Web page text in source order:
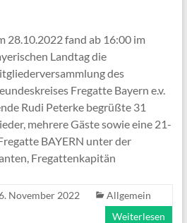
28.10.2022 fand ab 16:00 im
Landtag die
des
Fregatte Bayern e.v.
Rudi Peterke begrüßte 31
mehrere Gäste sowie eine 21-
BAYERN unter der
Fregattenkapitän
November 2022
Allgemein
Weiterlesen